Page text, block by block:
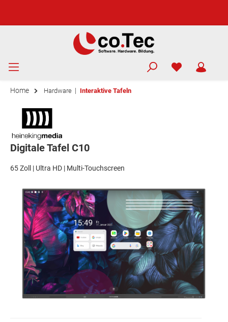
Home Hardware | Interaktive Tafeln
Digitale Tafel C10
65 Zoll | Ultra HD | Multi-Touchscreen